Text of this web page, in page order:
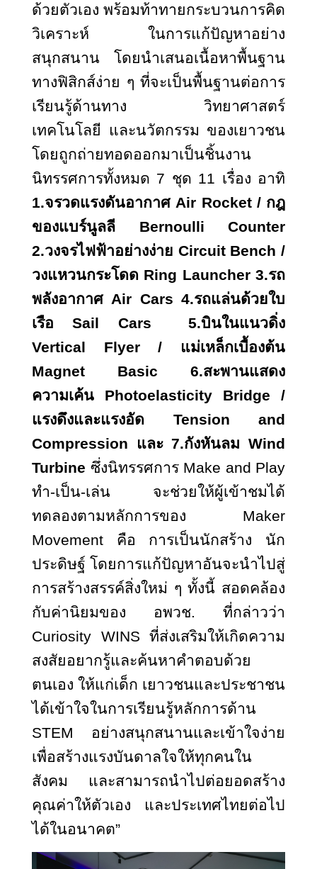
ด้วยตัวเอง พร้อมท้าทายกระบวนการคิด
วิเคราะห์ ในการแก้ปัญหาอย่าง
สนุกสนาน โดยนำเสนอเนื้อหาพื้นฐาน
ทางฟิสิกส์ง่าย ๆ ที่จะเป็นพื้นฐานต่อการ
เรียนรู้ด้านทาง วิทยาศาสตร์
เทคโนโลยี และนวัตกรรม ของเยาวชน
โดยถูกถ่ายทอดออกมาเป็นชิ้นงาน
นิทรรศการทั้งหมด 7 ชุด 11 เรื่อง อาทิ
1.จรวดแรงดันอากาศAir Rocket / กฎ
ของแบร์นูลลี Bernoulli Counter
2.วงจรไฟฟ้าอย่างง่าย Circuit Bench /
วงแหวนกระโดด Ring Launcher 3.รถ
พลังอากาศ Air Cars 4.รถแล่นด้วยใบ
เรือ Sail Cars 5.บินในแนวดิ่ง
Vertical Flyer / แม่เหล็กเบื้องต้น
Magnet Basic 6.สะพานแสดง
ความเค้น Photoelasticity Bridge /
แรงดึงและแรงอัด Tension and
Compression และ 7.กังหันลม Wind
Turbine ซึ่งนิทรรศการ Make and Play
ทำ-เป็น-เล่น จะช่วยให้ผู้เข้าชมได้
ทดลองตามหลักการของ Maker
Movement คือ การเป็นนักสร้าง นัก
ประดิษฐ์ โดยการแก้ปัญหาอันจะนำไปสู่
การสร้างสรรค์สิ่งใหม่ ๆ ทั้งนี้ สอดคล้อง
กับค่านิยมของ อพวช. ที่กล่าวว่า
Curiosity WINS ที่ส่งเสริมให้เกิดความ
สงสัยอยากรู้และค้นหาคำตอบด้วย
ตนเอง ให้แก่เด็ก เยาวชนและประชาชน
ได้เข้าใจในการเรียนรู้หลักการด้าน
STEM อย่างสนุกสนานและเข้าใจง่าย
เพื่อสร้างแรงบันดาลใจให้ทุกคนใน
สังคม และสามารถนำไปต่อยอดสร้าง
คุณค่าให้ตัวเอง และประเทศไทยต่อไป
ได้ในอนาคต”